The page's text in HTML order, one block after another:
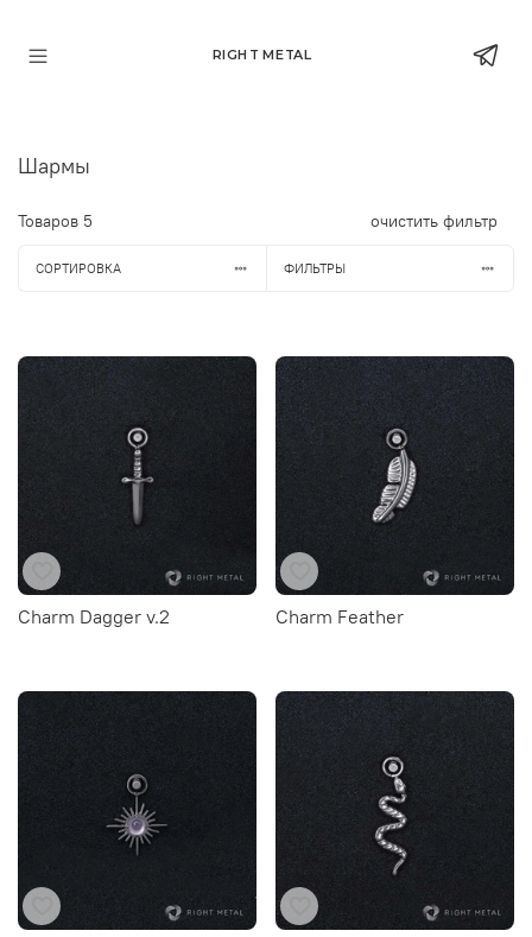
RIGHT METAL
Шармы
Товаров 5 очистить фильтр
СОРТИРОВКА ФИЛЬТРЫ
Charm Dagger v.2 Charm Feather